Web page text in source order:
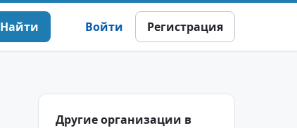
Найти Войти Регистрация
Другие организации в